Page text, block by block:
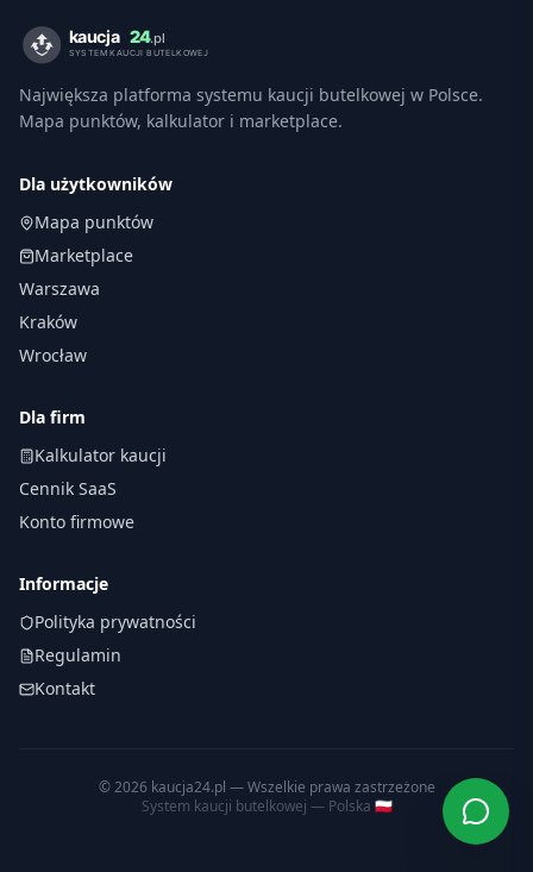
Największa platforma systemu kaucji butelkowej w Polsce.
Mapa punktów, kalkulator i marketplace.
Dla użytkowników
Mapa punktów
Marketplace
Warszawa
Kraków
Wrocław
Dla firm
Kalkulator kaucji
Cennik SaaS
Konto firmowe
Informacje
Polityka prywatności
Regulamin
Kontakt
©2026 kaucja24.pl — Wszelkie prawa zastrzeżone
System kaucji butelkowej — Polska 🇵🇱